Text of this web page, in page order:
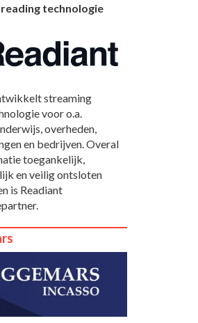
technologie
streaming
voor o.a.
overheden,
en bedrijven. Overal
toegankelijk,
en veilig ontsloten
is Readiant